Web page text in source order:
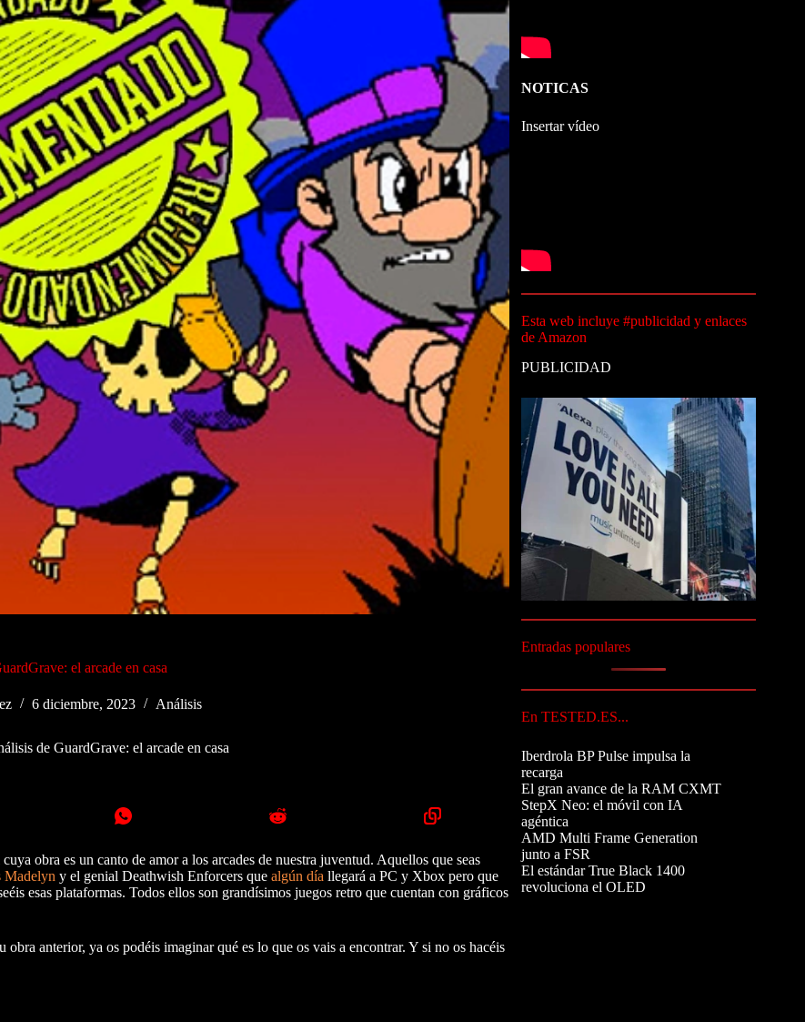
el arcade en casa
6 diciembre, 2023 Análisis
de GuardGrave: el arcade en casa
obra es un canto de amor a los arcades de nuestra juventud. Aquellos que seas
Madelyn y el genial Deathwish Enforcers que algún día llegará a PC y Xbox pero que
esas plataformas. Todos ellos son grandísimos juegos retro que cuentan con gráficos
obra anterior, ya os podéis imaginar qué es lo que os vais a encontrar. Y si no os hacéis
NOTICAS
Insertar vídeo
Esta web incluye #publicidad y enlaces
de Amazon
PUBLICIDAD
Entradas populares
En TESTED.ES...
Iberdrola BP Pulse impulsa la
recarga
El gran avance de la RAM CXMT
StepX Neo: el móvil con IA
agéntica
AMD Multi Frame Generation
junto a FSR
El estándar True Black 1400
revoluciona el OLED